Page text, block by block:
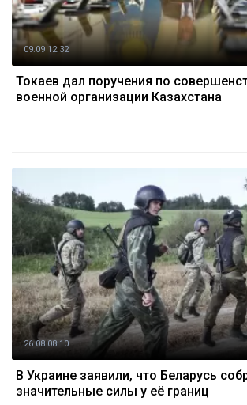
09.09 12:32
Токаев дал поручения по
военной организации Казахстана
26.08 08:10
В Украине заявили, что Беларусь
значительные силы у её границ